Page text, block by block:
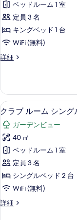
の
す
べ
て
の
を
表
示
す
る
ル
ー
ム
の
詳
ー
ム
キ
ン
グ
ッ
ド
1
台
パ
テ
ィ
オ
の
す
ベッドルーム 1 室
定員 3 名
キングベッド 1 台
WiFi (無料)
詳細
ク
ー
ム
キ
グ
ベ
ッ
ド
台
パ
テ
オ
ク
ラ
ブ
ル
ー
ム
シ
ン
グ
10
クラブ ルーム シン
ガーデンビュー
40 ㎡
ベッドルーム 1 室
定員 3 名
シングルベッド 2 台
WiFi (無料)
詳細
ク